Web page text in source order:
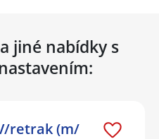
jiné nabídky s
retrak (m/